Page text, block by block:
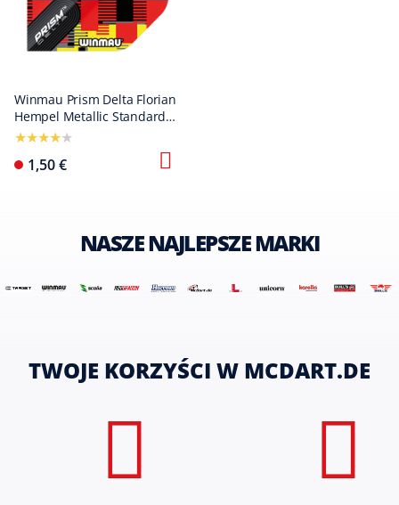
Winmau Prism Delta Florian
Hempel Metallic Standard
Flights
1,50 €
NASZE NAJLEPSZE MARKI
TWOJE KORZYŚCI W MCDART.DE